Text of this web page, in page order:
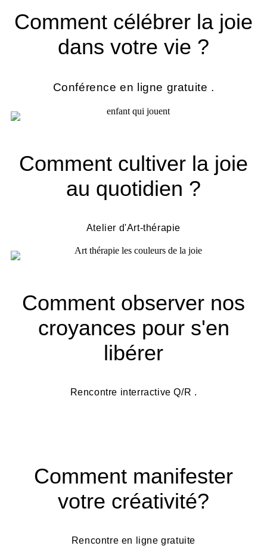
Comment célébrer la joie
dans votre vie ?
Conférence en ligne gratuite .
Comment cultiver la joie
au quotidien ?
Atelier d'Art-thérapie
Comment observer nos
croyances pour s'en
libérer
Rencontre interractive Q/R .
Comment manifester
votre créativité?
Rencontre en ligne gratuite